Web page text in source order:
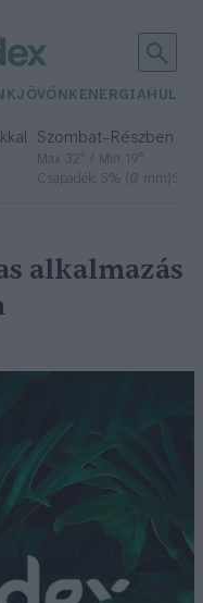
JÖVŐNK ENERGIA
Szombat– Részben
Max 32° / Min 19°
Csapadék: 5% (0 mm)
alkalmazás